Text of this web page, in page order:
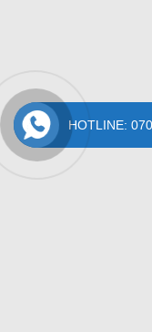
HOTLINE: